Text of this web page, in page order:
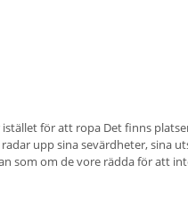
istället för att ropa Det finns
upp sina sevärdheter, sina
som om de vore rädda för att